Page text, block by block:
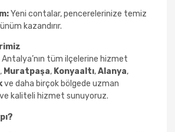
Yeni contalar, pencerelerinize temiz
kazandırır.
Antalya’nın tüm ilçelerine hizmet
, Muratpaşa, Konyaaltı,Alanya,
ve daha birçok bölgede uzman
ve kaliteli hizmet sunuyoruz.